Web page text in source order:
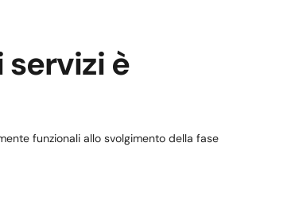
servizi è
funzionali allo svolgimento della fase